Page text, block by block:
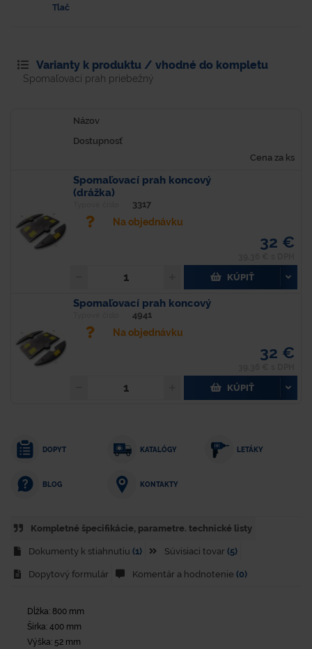
Tlač
Varianty k produktu / vhodné do kompletu
Spomaľovací prah priebežný
Názov
Dostupnosť
Cena za ks
Spomaľovací prah koncový
(drážka)
3317
Na objednávku
32 €
KÚPIŤ
Spomaľovací prah koncový
4941
Na objednávku
32 €
KÚPIŤ
DOPYT KATALÓGY LETÁKY
BLOG KONTAKTY
Kompletné špecifikácie, parametre. technické listy
Dokumenty k stiahnutiu (1) Súvisiaci tovar (5)
Dopytový formulár Komentár a hodnotenie (0)
Dĺžka: 800 mm
Šírka: 400 mm
Výška: 52 mm